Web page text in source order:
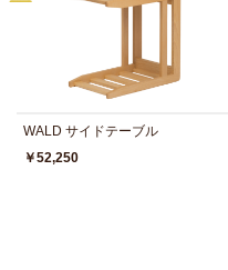
WALD サイドテーブル
￥52,250